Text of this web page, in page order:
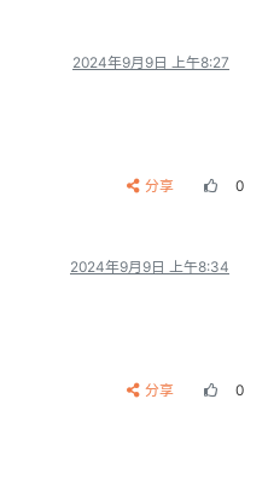
2024年9月9日 上午8:27
分享 0
2024年9月9日 上午8:34
分享 0